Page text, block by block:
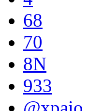
68
70
8N
933